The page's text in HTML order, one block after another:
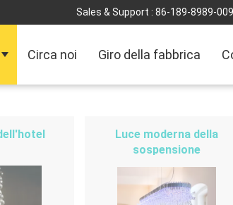
Sales & Support : 86-189-8989-
Circa noi Giro della fabbrica
Luce moderna della
sospensione